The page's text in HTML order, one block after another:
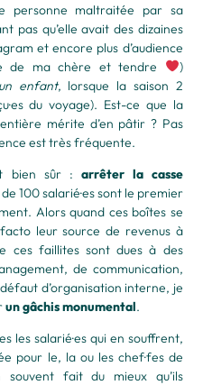
personne maltraitée par sa
pas qu’elle avait des dizaines
et encore plus d’audience
de ma chère et tendre
)
enfant, lorsque la saison 2
du voyage). Est-ce que la
mérite d’en pâtir ? Pas
est très fréquente.
bien sûr : arrêter la casse
100 salarié·es sont le premier
Alors quand ces boîtes se
leur source de revenus à
ces faillites sont dues à des
de communication,
d’organisation interne, je
un gâchis monumental.
les salarié·es qui en souffrent,
pour le, la ou les chef·fes de
fait du mieux qu’ils